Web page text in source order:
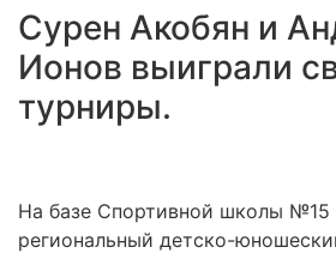
Сурен Акобян и
Ионов выиграли
турниры.
На базе Спортивной школы №15
региональный детско-